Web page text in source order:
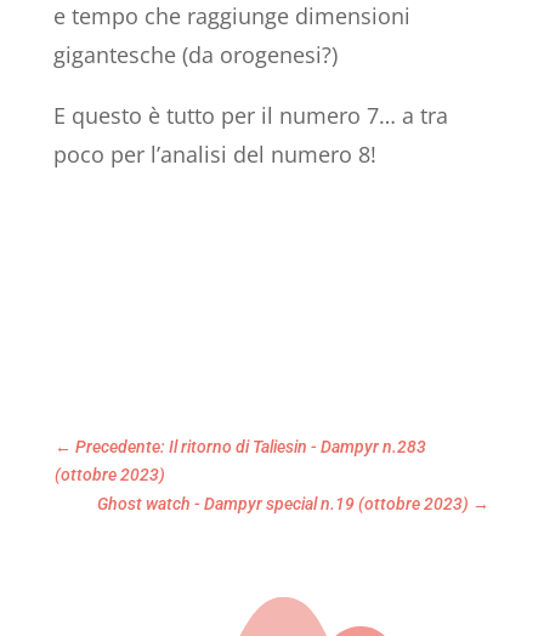
e tempo che raggiunge dimensioni
gigantesche (da orogenesi?)
E questo è tutto per il numero 7… a tra
poco per l’analisi del numero 8!
← Precedente: Il ritorno di Taliesin - Dampyr n.283
(ottobre 2023)
Ghost watch - Dampyr special n.19 (ottobre 2023) →